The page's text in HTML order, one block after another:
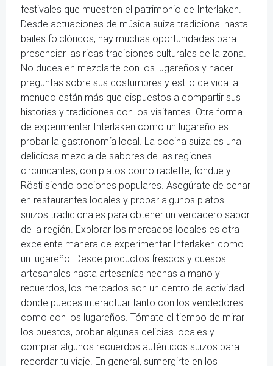
festivales que muestren el patrimonio de Interlaken.
Desde actuaciones de música suiza tradicional hasta
bailes folclóricos, hay muchas oportunidades para
presenciar las ricas tradiciones culturales de la zona.
No dudes en mezclarte con los lugareños y hacer
preguntas sobre sus costumbres y estilo de vida: a
menudo están más que dispuestos a compartir sus
historias y tradiciones con los visitantes. Otra forma
de experimentar Interlaken como un lugareño es
probar la gastronomía local. La cocina suiza es una
deliciosa mezcla de sabores de las regiones
circundantes, con platos como raclette, fondue y
Rösti siendo opciones populares. Asegúrate de cenar
en restaurantes locales y probar algunos platos
suizos tradicionales para obtener un verdadero sabor
de la región. Explorar los mercados locales es otra
excelente manera de experimentar Interlaken como
un lugareño. Desde productos frescos y quesos
artesanales hasta artesanías hechas a mano y
recuerdos, los mercados son un centro de actividad
donde puedes interactuar tanto con los vendedores
como con los lugareños. Tómate el tiempo de mirar
los puestos, probar algunas delicias locales y
comprar algunos recuerdos auténticos suizos para
recordar tu viaje. En general, sumergirte en los